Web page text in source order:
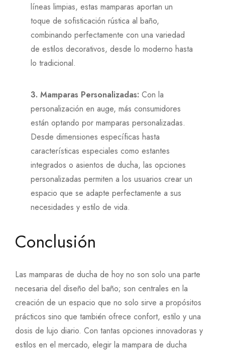
líneas limpias, estas mamparas aportan un
toque de sofisticación rústica al baño,
combinando perfectamente con una variedad
de estilos decorativos, desde lo moderno hasta
lo tradicional.
3. Mamparas Personalizadas: Con la
personalización en auge, más consumidores
están optando por mamparas personalizadas.
Desde dimensiones específicas hasta
características especiales como estantes
integrados o asientos de ducha, las opciones
personalizadas permiten a los usuarios crear un
espacio que se adapte perfectamente a sus
necesidades y estilo de vida.
Conclusión
Las mamparas de ducha de hoy no son solo una parte
necesaria del diseño del baño; son centrales en la
creación de un espacio que no solo sirve a propósitos
prácticos sino que también ofrece confort, estilo y una
dosis de lujo diario. Con tantas opciones innovadoras y
estilos en el mercado, elegir la mampara de ducha